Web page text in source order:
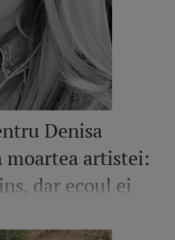
Denisa
moartea artistei:
dar ecoul ei